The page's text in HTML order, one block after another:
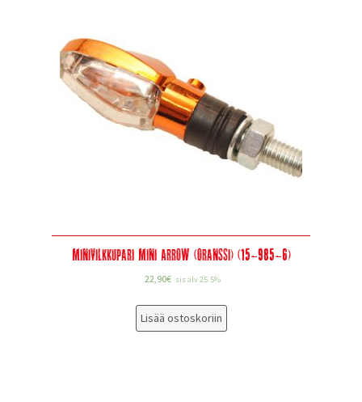
Minivilkkupari Mini Arrow (oranssi) (15-985-6)
22,90€ sis alv 25.5%
Lisää ostoskoriin